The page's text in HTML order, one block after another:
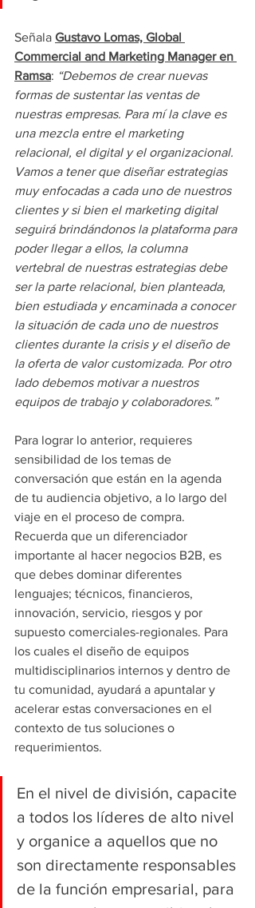
Señala Gustavo Lomas, Global
Commercial and Marketing Manager en
Ramsa: “Debemos de crear nuevas
formas de sustentar las ventas de
nuestras empresas. Para mí la clave es
una mezcla entre el marketing
relacional, el digital y el organizacional.
Vamos a tener que diseñar estrategias
muy enfocadas a cada uno de nuestros
clientes y si bien el marketing digital
seguirá brindándonos la plataforma para
poder llegar a ellos, la columna
vertebral de nuestras estrategias debe
ser la parte relacional, bien planteada,
bien estudiada y encaminada a conocer
la situación de cada uno de nuestros
clientes durante la crisis y el diseño de
la oferta de valor customizada. Por otro
lado debemos motivar a nuestros
equipos de trabajo y colaboradores.”
Para lograr lo anterior, requieres
sensibilidad de los temas de
conversación que están en la agenda
de tu audiencia objetivo, a lo largo del
viaje en el proceso de compra.
Recuerda que un diferenciador
importante al hacer negocios B2B, es
que debes dominar diferentes
lenguajes; técnicos, financieros,
innovación, servicio, riesgos y por
supuesto comerciales-regionales. Para
los cuales el diseño de equipos
multidisciplinarios internos y dentro de
tu comunidad, ayudará a apuntalar y
acelerar estas conversaciones en el
contexto de tus soluciones o
requerimientos.
En el nivel de división, capacite
a todos los líderes de alto nivel
y organice a aquellos que no
son directamente responsables
de la función empresarial, para